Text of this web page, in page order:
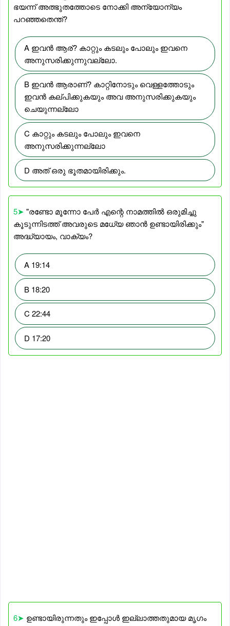
ഭയന്ന് അത്ഭുതത്തോടെ നോക്കി അന്യോന്യം
പറഞ്ഞതെന്ത്?
A ഇവൻ ആര്? കാറ്റും കടലും പോലും ഇവനെ
അനുസരിക്കുന്നുവല്ലോ.
B ഇവൻ ആരാണ്? കാറ്റിനോടും വെള്ളത്തോടും
ഇവൻ കല്പിക്കുകയും അവ അനുസരിക്കുകയും
ചെയുന്നല്ലോ
C കാറ്റും കടലും പോലും ഇവനെ
അനുസരിക്കുന്നല്ലോ
D അത് ഒരു ഭൂതമായിരിക്കും.
5➤ "രണ്ടോ മൂന്നോ പേർ എന്റെ നാമത്തിൽ ഒരുമിച്ചു
കൂടുന്നിടത്ത് അവരുടെ മധേ്യ ഞാൻ ഉണ്ടായിരിക്കും"
അദ്ധ്യായം, വാക്യം?
A 19:14
B 18:20
C 22:44
D 17:20
6➤ ഉണ്ടായിരുന്നതും ഇപ്പോൾ ഇല്ലാത്തതുമായ മൃഗം